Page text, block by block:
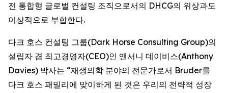
전 통합형 글로벌 컨설팅 조직으로서의 DHCG의 위상과도
이상적으로 부합한다.
다크 호스 컨설팅 그룹(Dark Horse Consulting Group)의
설립자 겸 최고경영자(CEO)인 앤서니 데이비스(Anthony
Davies) 박사는 “재생의학 분야의 전문가로서 Bruder를
다크 호스 패밀리에 맞이하게 된 것은 우리의 전략적 성장